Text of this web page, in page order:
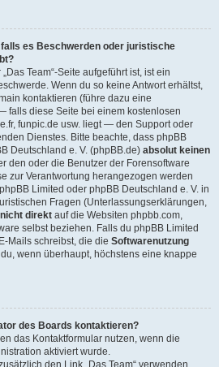
es Beschwerden oder juristische
Team“-Seite aufgeführt ist, ist ein
Wenn du so keine Antwort erhältst,
kontaktieren (führe dazu eine
falls diese Seite bei einem kostenlosen
funpic.de usw. liegt — den Support oder
Dienstes. Bitte beachte, dass phpBB
Deutschland e. V. (phpBB.de) absolut keinen
den oder die Benutzer der Forensoftware
zur Verantwortung herangezogen werden
Limited oder phpBB Deutschland e. V. in
Fragen (Unterlassungserklärungen,
direkt auf die Websiten phpbb.com,
selbst beziehen. Falls du phpBB Limited
Mails schreibst, die die Softwarenutzung
wenn überhaupt, höchstens eine knappe
des Boards kontaktieren?
das Kontaktformular nutzen, wenn die
aktiviert wurde.
den Link „Das Team“ verwenden.